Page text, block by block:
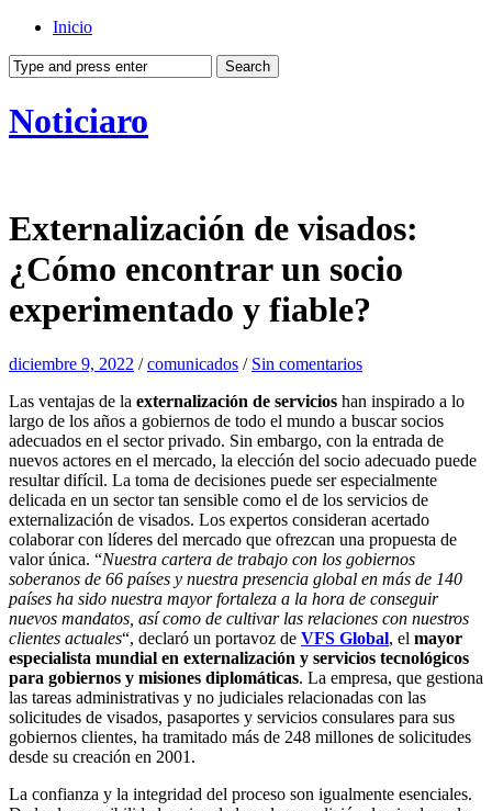
Inicio
Noticiaro
Externalización de visados:
¿Cómo encontrar un socio
experimentado y fiable?
diciembre 9, 2022 /comunicados / Sin comentarios
Las ventajas de la externalización de servicios han inspirado a lo
largo de los años a gobiernos de todo el mundo a buscar socios
adecuados en el sector privado. Sin embargo, con la entrada de
nuevos actores en el mercado, la elección del socio adecuado puede
resultar difícil. La toma de decisiones puede ser especialmente
delicada en un sector tan sensible como el de los servicios de
externalización de visados. Los expertos consideran acertado
colaborar con líderes del mercado que ofrezcan una propuesta de
valor única. “Nuestra cartera de trabajo con los gobiernos
soberanos de 66 países y nuestra presencia global en más de 140
países ha sido nuestra mayor fortaleza a la hora de conseguir
nuevos mandatos, así como de cultivar las relaciones con nuestros
clientes actuales“, declaró un portavoz de VFS Global, el mayor
especialista mundial en externalización y servicios tecnológicos
para gobiernos y misiones diplomáticas. La empresa, que gestiona
las tareas administrativas y no judiciales relacionadas con las
solicitudes de visados, pasaportes y servicios consulares para sus
gobiernos clientes, ha tramitado más de 248 millones de solicitudes
desde su creación en 2001.
La confianza y la integridad del proceso son igualmente esenciales.